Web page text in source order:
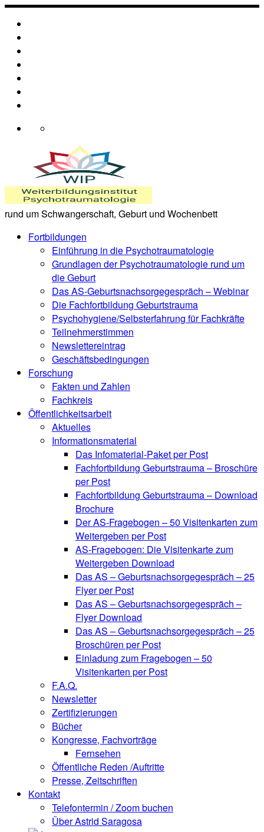
Zum
Inhalt
springen
rund um Schwangerschaft, Geburt und Wochenbett
Fortbildungen
Einführung in die Psychotraumatologie
Grundlagen der Psychotraumatologie rund um
die Geburt
Das AS-Geburtsnachsorgegespräch – Webinar
Die Fachfortbildung Geburtstrauma
Psychohygiene/Selbsterfahrung für Fachkräfte
Teilnehmerstimmen
Newslettereintrag
Geschäftsbedingungen
Forschung
Fakten und Zahlen
Fachkreis
Öffentlichkeitsarbeit
Aktuelles
Informationsmaterial
Das Infomaterial-Paket per Post
Fachfortbildung Geburtstrauma – Broschüre
per Post
Fachfortbildung Geburtstrauma – Download
Brochure
Der AS-Fragebogen – 50 Visitenkarten zum
Weitergeben per Post
AS-Fragebogen: Die Visitenkarte zum
Weitergeben Download
Das AS – Geburtsnachsorgegespräch – 25
Flyer per Post
Das AS – Geburtsnachsorgegespräch –
Flyer Download
Das AS – Geburtsnachsorgegespräch – 25
Broschüren per Post
Einladung zum Fragebogen – 50
Visitenkarten per Post
F.A.Q.
Newsletter
Zertifizierungen
Bücher
Kongresse, Fachvorträge
Fernsehen
Öffentliche Reden /Auftritte
Presse, Zeitschriften
Kontakt
Telefontermin / Zoom buchen
Über Astrid Saragosa